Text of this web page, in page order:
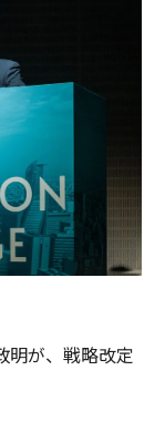
明が、戦略改定